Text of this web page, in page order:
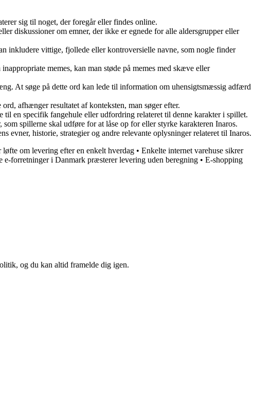
sig til noget, der foregår eller findes online.
diskussioner om emner, der ikke er egnede for alle aldersgrupper eller
inkludere vittige, fjollede eller kontroversielle navne, som nogle finder
memes, kan man støde på memes med skæve eller
At søge på dette ord kan lede til information om uhensigtsmæssig adfærd
afhænger resultatet af konteksten, man søger efter.
en specifik fangehule eller udfordring relateret til denne karakter i spillet.
spillerne skal udføre for at låse op for eller styrke karakteren Inaros.
evner, historie, strategier og andre relevante oplysninger relateret til Inaros.
om levering efter en enkelt hverdag • Enkelte internet varehuse sikrer
e-forretninger i Danmark præsterer levering uden beregning • E-shopping
og du kan altid framelde dig igen.